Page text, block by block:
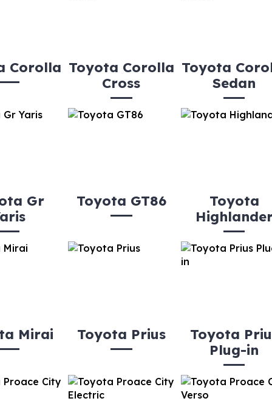
Corolla Toyota Corolla
Cross
Toyota
Sedan
Gr
Toyota GT86
Toyota
Mirai Toyota Prius
Toyota
Plug-in